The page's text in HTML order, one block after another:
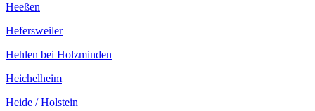
Heeßen
Hefersweiler
Hehlen bei Holzminden
Heichelheim
Heide / Holstein